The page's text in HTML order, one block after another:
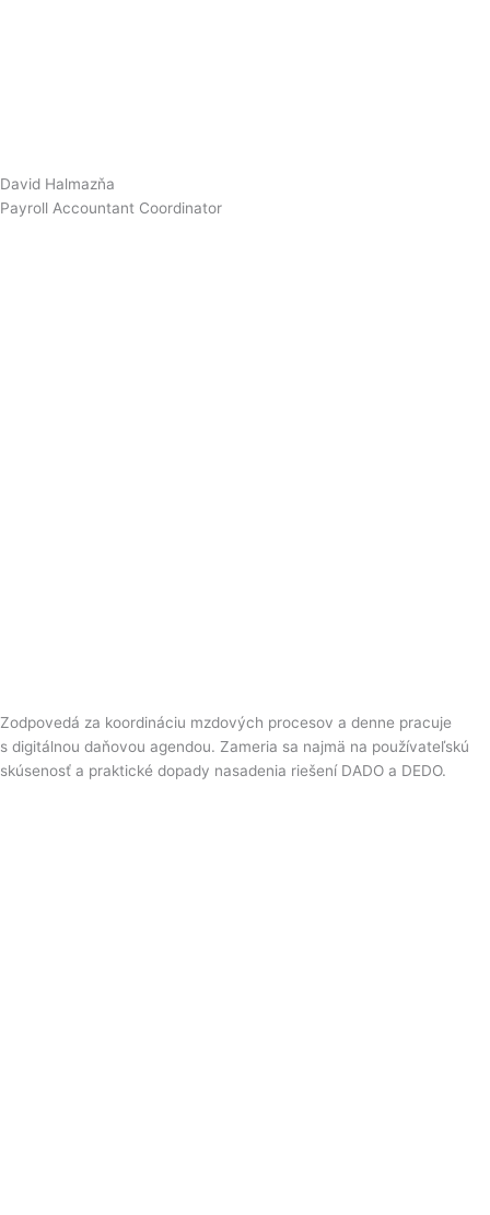
David Halmazňa
Payroll Accountant Coordinator
Zodpovedá za koordináciu mzdových procesov a denne pracuje
s digitálnou daňovou agendou. Zameria sa najmä na používateľskú
skúsenosť a praktické dopady nasadenia riešení DADO a DEDO.